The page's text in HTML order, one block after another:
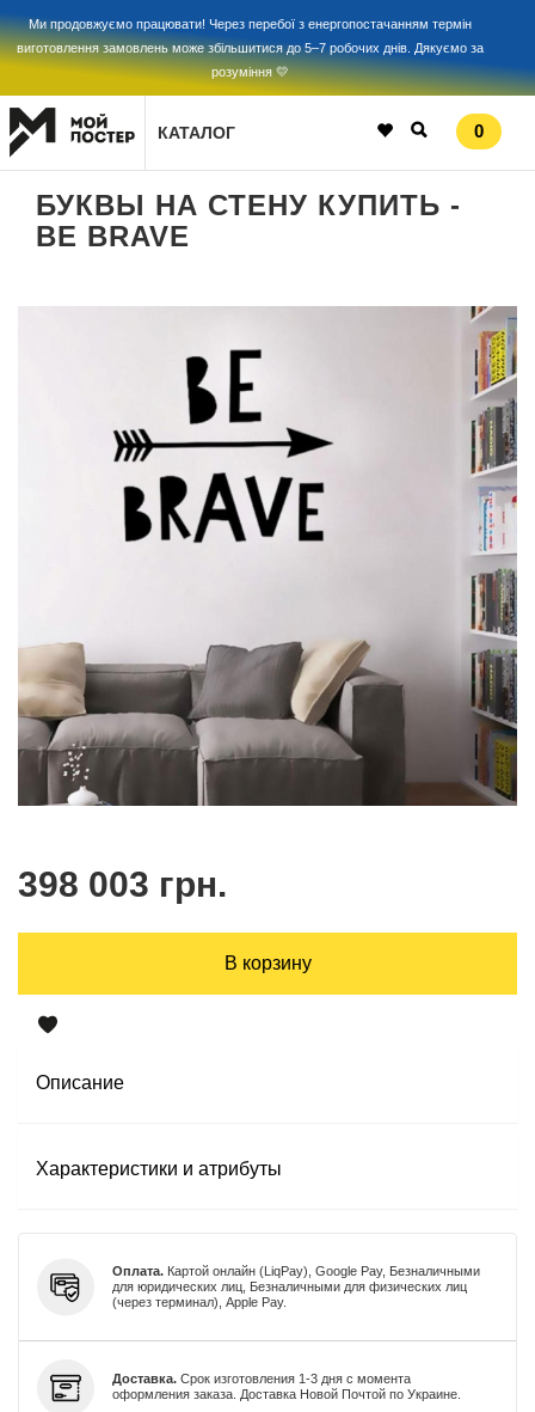
Ми продовжуємо працювати! Через перебої з енергопостачанням термін
виготовлення замовлень може збільшитися до 5–7 робочих днів. Дякуємо за
розуміння 💛
КАТАЛОГ 0
БУКВЫ НА СТЕНУ КУПИТЬ -
BE BRAVE
398 003 грн.
В корзину
Описание
Характеристики и атрибуты
Оплата. Картой онлайн (LiqPay), Google Pay, Безналичными
для юридических лиц, Безналичными для физических лиц
(через терминал), Apple Pay.
Доставка. Срок изготовления 1-3 дня с момента
оформления заказа. Доставка Новой Почтой по Украине.